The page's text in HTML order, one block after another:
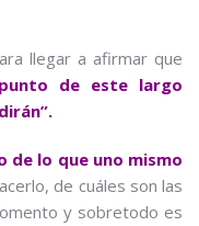
llegar a afirmar que
de este largo
de lo que uno mismo
de cuáles son las
y sobretodo es